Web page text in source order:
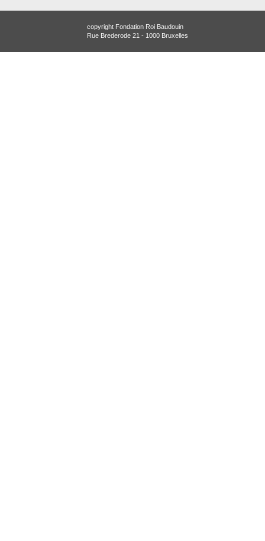
copyright Fondation Roi Baudouin
Rue Brederode 21 - 1000 Bruxelles